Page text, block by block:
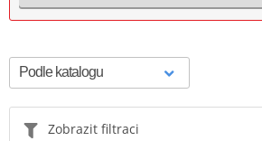
Zobrazit filtraci